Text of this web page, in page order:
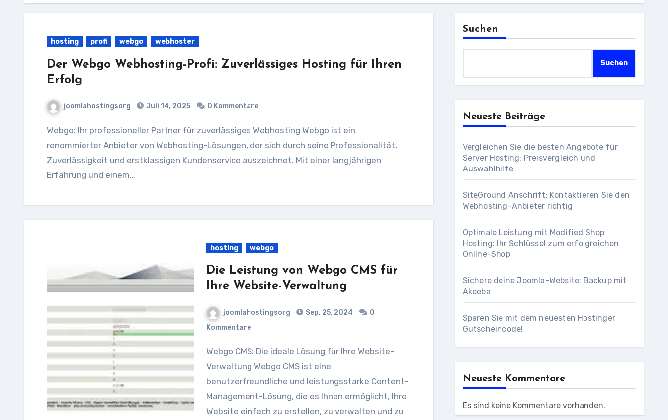
hosting profi webgo webhoster
Der Webgo Webhosting-Profi: Zuverlässiges Hosting für Ihren
Erfolg
joomlahostingsorg Juli 14, 2025 0 Kommentare
Webgo: Ihr professioneller Partner für zuverlässiges Webhosting Webgo ist ein
renommierter Anbieter von Webhosting-Lösungen, der sich durch seine Professionalität,
Zuverlässigkeit und erstklassigen Kundenservice auszeichnet. Mit einer langjährigen
Erfahrung und einem…
hosting webgo
Die Leistung von Webgo CMS für
Ihre Website-Verwaltung
joomlahostingsorg Sep. 25, 2024
0
Kommentare
Webgo CMS: Die ideale Lösung für Ihre Website-
Verwaltung Webgo CMS ist eine
benutzerfreundliche und leistungsstarke Content-
Management-Lösung, die es Ihnen ermöglicht, Ihre
Website einfach zu erstellen, zu verwalten und zu
Suchen
Suchen
Neueste Beiträge
Vergleichen Sie die besten Angebote für
Server Hosting: Preisvergleich und
Auswahlhilfe
SiteGround Anschrift: Kontaktieren Sie den
Webhosting-Anbieter richtig
Optimale Leistung mit Modified Shop
Hosting: Ihr Schlüssel zum erfolgreichen
Online-Shop
Sichere deine Joomla-Website: Backup mit
Akeeba
Sparen Sie mit dem neuesten Hostinger
Gutscheincode!
Neueste Kommentare
Es sind keine Kommentare vorhanden.